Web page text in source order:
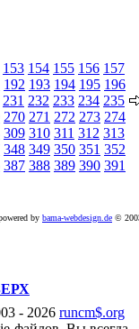
153 154 155 156 157
192 193 194 195 196
231 232 233 234 235
270 271 272 273 274
309 310 311 312 313
348 349 350 351 352
387 388 389 390 391
by bama-webdesign.de ©
- 2026 runcm$.org